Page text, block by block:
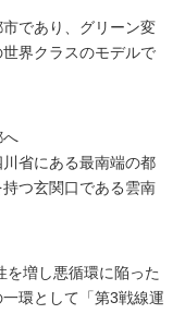
であり、グリーン変
界クラスのモデルで
へ
省にある最南端の都
つ玄関口である雲南
を増し悪循環に陥った
環として「第3戦線運